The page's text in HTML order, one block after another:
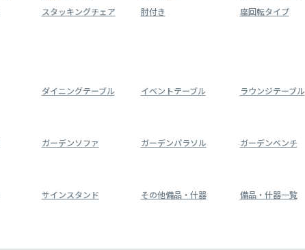
スタッキングチェア 肘付き 座回転タイプ
ダイニングテーブル イベントテーブル ラウンジテーブル
ガーデンソファ ガーデンパラソル ガーデンベンチ
サインスタンド その他備品・什器 備品・什器一覧